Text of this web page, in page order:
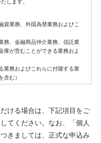
ける場合は、下記項目をご
てください。なお、「個人
きましては、正式な申込み